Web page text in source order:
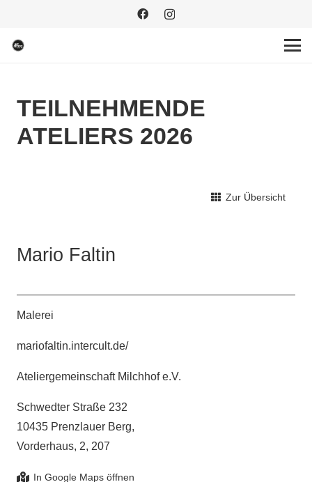
TEILNEHMENDE
ATELIERS 2026
Zur Übersicht
Mario Faltin
Malerei
mariofaltin.intercult.de/
Ateliergemeinschaft Milchhof e.V.
Schwedter Straße 232
10435 Prenzlauer Berg,
Vorderhaus, 2, 207